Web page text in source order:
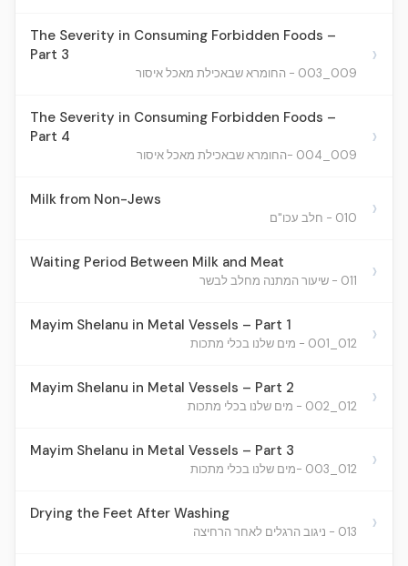
The Severity in Consuming Forbidden Foods –
Part 3
009_003 - החומרא שבאכילת מאכל איסור
›
The Severity in Consuming Forbidden Foods –
Part 4
009_004 -החומרא שבאכילת מאכל איסור
›
Milk from Non-Jews
010 - חלב עכו"ם ›
Waiting Period Between Milk and Meat
011 - שיעור המתנה מחלב לבשר ›
Mayim Shelanu in Metal Vessels – Part 1
012_001 - מים שלנו בכלי מתכות ›
Mayim Shelanu in Metal Vessels – Part 2
012_002 - מים שלנו בכלי מתכות ›
Mayim Shelanu in Metal Vessels – Part 3
012_003 -מים שלנו בכלי מתכות ›
Drying the Feet After Washing
013 - ניגוב הרגלים לאחר הרחיצה ›